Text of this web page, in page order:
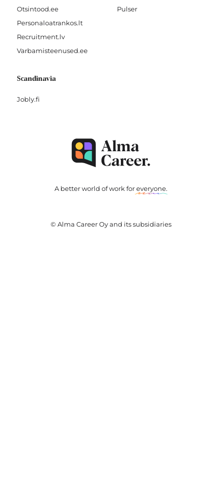
Otsintood.ee
Personaloatrankos.lt
Recruitment.lv
Varbamisteenused.ee
Pulser
Scandinavia
Jobly.fi
A better world of work foreveryone.
© Alma Career Oy and its subsidiaries